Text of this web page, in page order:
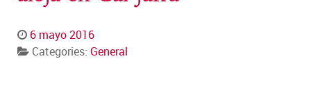
6 mayo 2016
Categories: General